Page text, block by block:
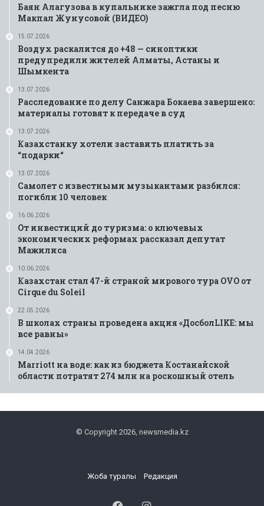
Баян Алагузова в купальнике зажгла под песню
Макпал Жунусовой (ВИДЕО)
15.07.2026
Воздух раскалится до +48 — синоптики
предупредили жителей Алматы, Астаны и
Шымкента
13.07.2026
Расследование по делу Санжара Бокаева завершено:
материалы готовят к передаче в суд
13.07.2026
Казахстанку хотели заставить платить за
“подарки“
13.07.2026
Самолет с известными музыкантами разбился:
погибли 10 человек
16.06.2026
От инвестиций до туризма: о ключевых
экономических реформах рассказал депутат
Мажилиса
10.06.2026
Казахстан стал 47-й страной мирового тура OVO от
Cirque du Soleil
22.05.2026
В школах страны проведена акция «ДосболLIKE: мы
все равны»
14.04.2026
Marriott на воде: как из бюджета Костанайской
области потратят 274 млн на роскошный отель
© Copyright 2026, newsmedia.kz
Жоба туралы Редакция